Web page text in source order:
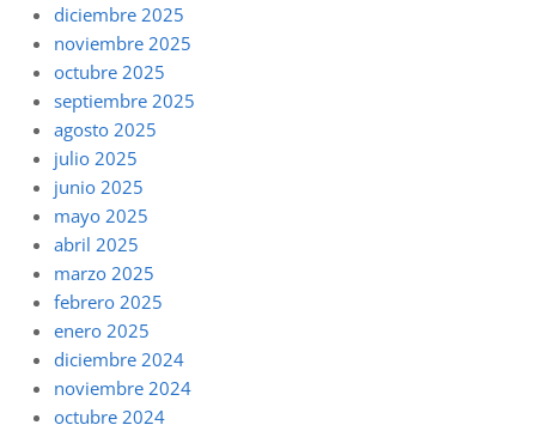
diciembre 2025
noviembre 2025
octubre 2025
septiembre 2025
agosto 2025
julio 2025
junio 2025
mayo 2025
abril 2025
marzo 2025
febrero 2025
enero 2025
diciembre 2024
noviembre 2024
octubre 2024